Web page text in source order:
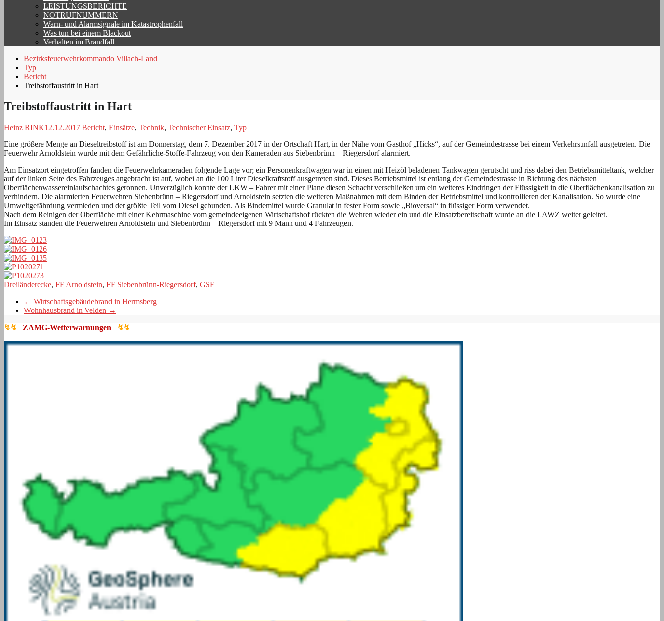
LEISTUNGSBERICHTE
NOTRUFNUMMERN
Warn- und Alarmsignale im Katastrophenfall
Was tun bei einem Blackout
Verhalten im Brandfall
Bezirksfeuerwehrkommando Villach-Land
Typ
Bericht
Treibstoffaustritt in Hart
Treibstoffaustritt in Hart
Heinz RINK12.12.2017 Bericht, Einsätze, Technik, Technischer Einsatz, Typ
Eine größere Menge an Dieseltreibstoff ist am Donnerstag, dem 7. Dezember 2017 in der Ortschaft Hart, in der Nähe vom Gasthof „Hicks“, auf der Gemeindestrasse bei einem Verkehrsunfall ausgetreten. Die
Feuerwehr Arnoldstein wurde mit dem Gefährliche-Stoffe-Fahrzeug von den Kameraden aus Siebenbrünn – Riegersdorf alarmiert.
Am Einsatzort eingetroffen fanden die Feuerwehrkameraden folgende Lage vor; ein Personenkraftwagen war in einen mit Heizöl beladenen Tankwagen gerutscht und riss dabei den Betriebsmitteltank, welcher
auf der linken Seite des Fahrzeuges angebracht ist auf, wobei an die 100 Liter Dieselkraftstoff ausgetreten sind. Dieses Betriebsmittel ist entlang der Gemeindestrasse in Richtung des nächsten
Oberflächenwassereinlaufschachtes geronnen. Unverzüglich konnte der LKW – Fahrer mit einer Plane diesen Schacht verschließen um ein weiteres Eindringen der Flüssigkeit in die Oberflächenkanalisation zu
verhindern. Die alarmierten Feuerwehren Siebenbrünn – Riegersdorf und Arnoldstein setzten die weiteren Maßnahmen mit dem Binden der Betriebsmittel und kontrollieren der Kanalisation. So wurde eine
Umweltgefährdung vermieden und der größte Teil vom Diesel gebunden. Als Bindemittel wurde Granulat in fester Form sowie „Bioversal“ in flüssiger Form verwendet.
Nach dem Reinigen der Oberfläche mit einer Kehrmaschine vom gemeindeeigenen Wirtschaftshof rückten die Wehren wieder ein und die Einsatzbereitschaft wurde an die LAWZ weiter geleitet.
Im Einsatz standen die Feuerwehren Arnoldstein und Siebenbrünn – Riegersdorf mit 9 Mann und 4 Fahrzeugen.
Dreiländerecke, FF Arnoldstein, FF Siebenbrünn-Riegersdorf, GSF
← Wirtschaftsgebäudebrand in Hermsberg
Wohnhausbrand in Velden →
↯↯ ZAMG-Wetterwarnungen ↯↯